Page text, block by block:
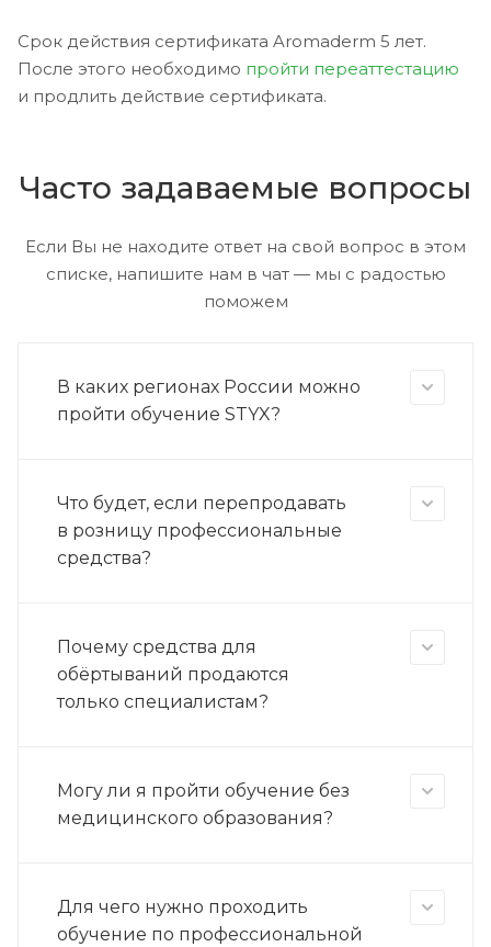
Срок действия сертификата Aromaderm 5 лет.
После этого необходимо пройти переаттестацию
и продлить действие сертификата.
Часто задаваемые вопросы
Если Вы не находите ответ на свой вопрос в этом
списке, напишите нам в чат — мы с радостью
поможем
В каких регионах России можно
пройти обучение STYX?
Что будет, если перепродавать
в розницу профессиональные
средства?
Почему средства для
обёртываний продаются
только специалистам?
Могу ли я пройти обучение без
медицинского образования?
Для чего нужно проходить
обучение по профессиональной